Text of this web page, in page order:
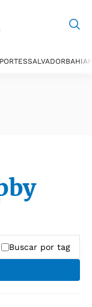
SALVADORBAHIA
Buscar por tag